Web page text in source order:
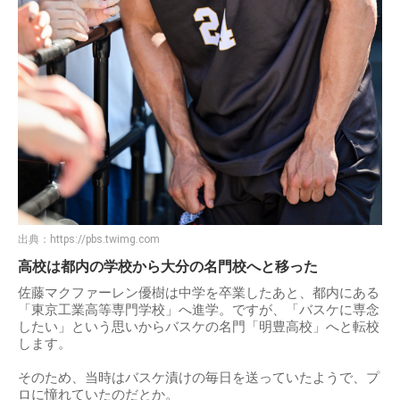
出典： https://pbs.twimg.com
高校は都内の学校から大分の名門校へと移った
佐藤マクファーレン優樹は中学を卒業したあと、都内にある
「東京工業高等専門学校」へ進学。ですが、「バスケに専念
したい」という思いからバスケの名門「明豊高校」へと転校
します。
そのため、当時はバスケ漬けの毎日を送っていたようで、プ
ロに憧れていたのだとか。